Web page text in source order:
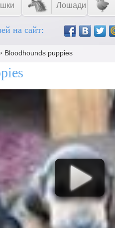
Лошади
на сайт:
Bloodhounds puppies